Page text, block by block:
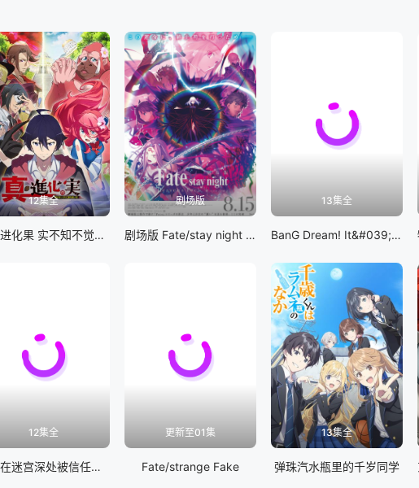
12集全
真・进化果 实不知不觉踏上胜利的人生
剧场版
剧场版 Fate/stay night [Heaven&#039;s Feel] III.spring song
13集全
BanG Dream! It&#039;s MyGO!!!!!
12集全
差点在迷宫深处被信任的伙伴杀掉，但靠着天赐技能「无限扭蛋」获得等级9999的伙伴，我要向前队友和世界展开复仇&amp;「给他们好看！」
更新至01集
Fate/strange Fake
13集全
弹珠汽水瓶里的千岁同学